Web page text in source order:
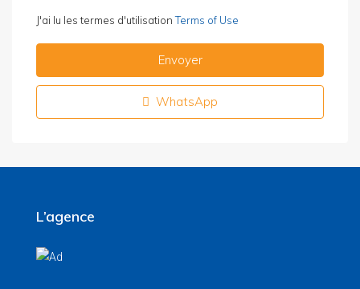
J'ai lu les termes d'utilisationTerms of Use
Envoyer
WhatsApp
L’agence